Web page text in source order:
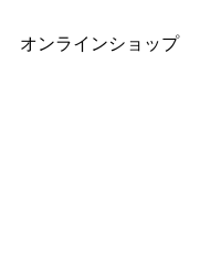
オンラインショップ